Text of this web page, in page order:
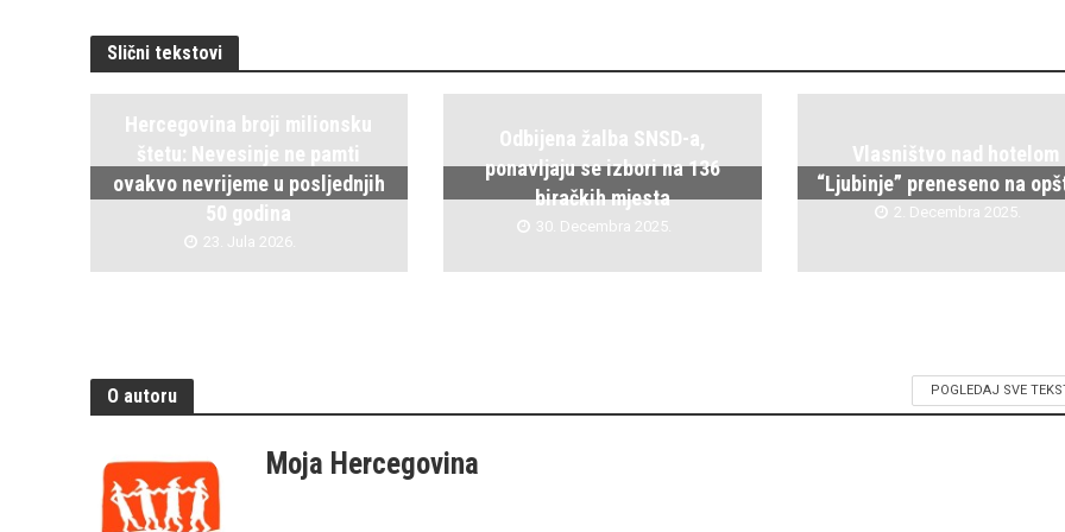
Slični tekstovi
Hercegovina broji milionsku
štetu: Nevesinje ne pamti
ovakvo nevrijeme u posljednjih
50 godina
23. Jula 2026.
Odbijena žalba SNSD-a,
ponavljaju se izbori na 136
biračkih mjesta
30. Decembra 2025.
Vlasništvo nad hotelom
“Ljubinje” preneseno na
2. Decembra 2025.
O autoru POGLEDAJ SVE
Moja Hercegovina